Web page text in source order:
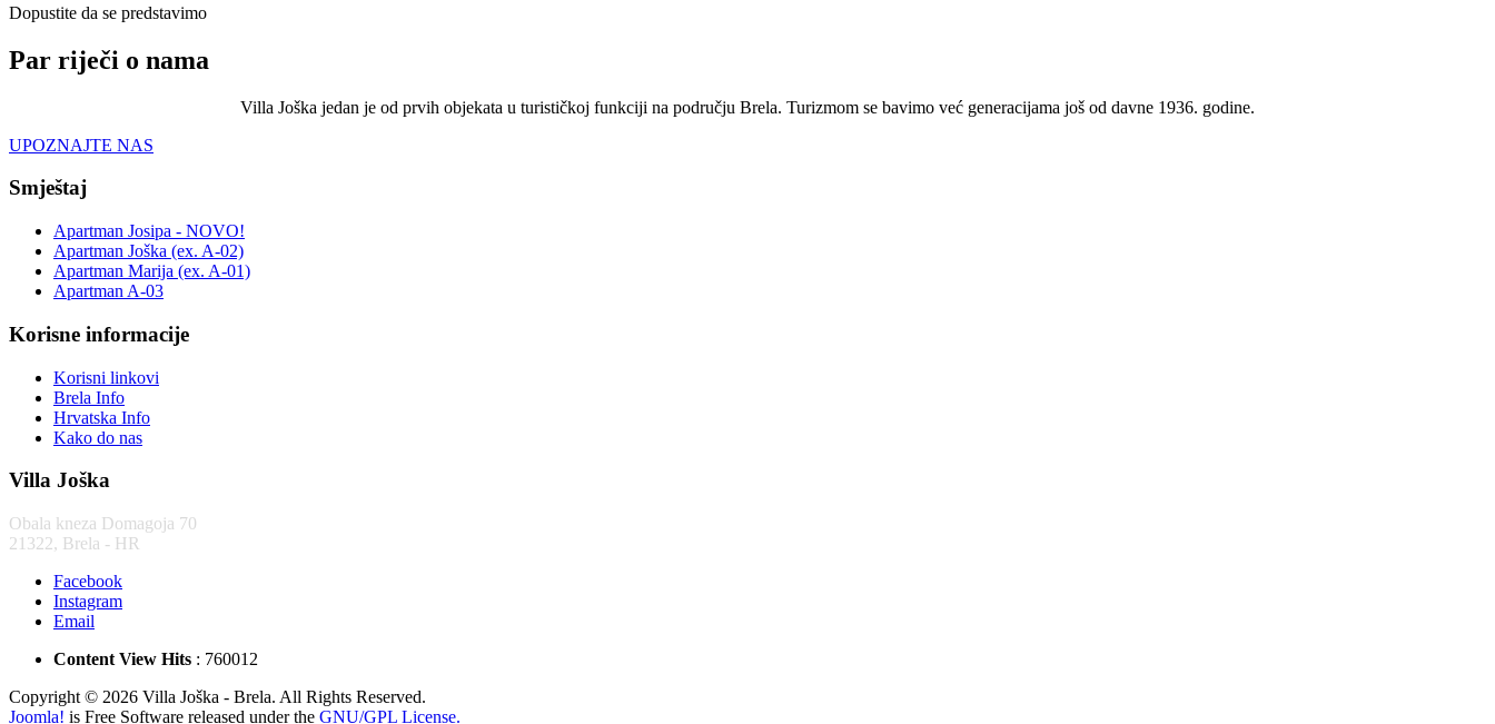
Dopustite da se predstavimo
Par riječi o nama
Villa Joška jedan je od prvih objekata u turističkoj funkciji na području Brela. Turizmom se bavimo već generacijama još od davne 1936. godine.
UPOZNAJTE NAS
Smještaj
Apartman Josipa - NOVO!
Apartman Joška (ex. A-02)
Apartman Marija (ex. A-01)
Apartman A-03
Korisne informacije
Korisni linkovi
Brela Info
Hrvatska Info
Kako do nas
Villa Joška
Obala kneza Domagoja 70
21322, Brela - HR
Facebook
Instagram
Email
Content View Hits : 760012
Copyright © 2026 Villa Joška - Brela. All Rights Reserved.
Joomla! is Free Software released under the GNU/GPL License.